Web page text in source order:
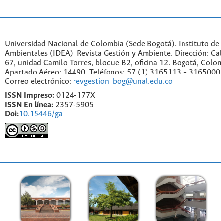
Universidad Nacional de Colombia (Sede Bogotá). Instituto de
Ambientales (IDEA). Revista Gestión y Ambiente. Dirección:
67, unidad Camilo Torres, bloque B2, oficina 12. Bogotá,
Apartado Aéreo: 14490. Teléfonos: 57 (1) 3165113 –
Correo electrónico: revgestion_bog@unal.edu.co
ISSN Impreso: 0124-177X
ISSN En línea: 2357-5905
Doi:10.15446/ga